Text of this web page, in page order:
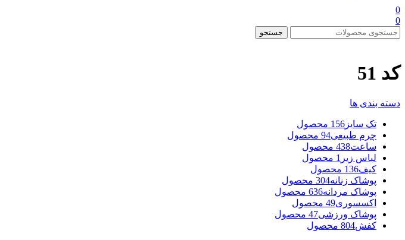
0
0
جستجو
کد 51
دسته بندی ها
تک سایز 156 محصول
چرم طبیعی94 محصول
ساعت438 محصول
لباس زیر 1 محصول
کیف136 محصول
پوشاک زنانه304 محصول
پوشاک مردانه636 محصول
اکسسوری49 محصول
پوشاک ورزشی47 محصول
کفش804 محصول